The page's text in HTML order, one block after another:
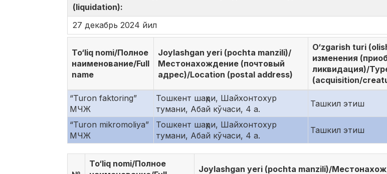
(liquidation):
27 декабрь 2024 йил
To‘liq nomi/Полное
наименование/Full
name
Joylashgan yeri (pochta manzili)/
Местонахождение (почтовый
адрес)/Location (postal address)
O‘zgarish turi
изменения
ликвидация)/
(acquisition/
“Turon faktoring”
МЧЖ
Тошкент шаҳри, Шайхонтохур
тумани, Абай кўчаси, 4 а.
Ташкил этиш
“Turon mikromoliya”
МЧЖ
Тошкент шаҳри, Шайхонтохур
тумани, Абай кўчаси, 4 а.
Ташкил этиш
To‘liq nomi/Полное
Joylashgan yeri (pochta manzili)/